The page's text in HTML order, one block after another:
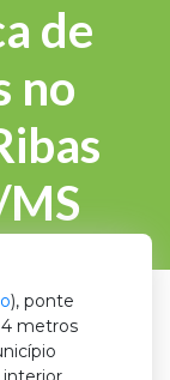
de
no
), ponte
metros